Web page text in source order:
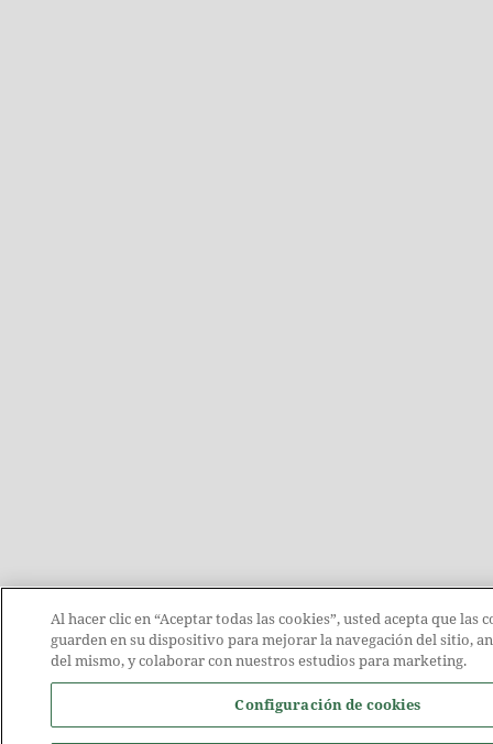
Al hacer clic en “Aceptar todas las cookies”, usted acepta que las
guarden en su dispositivo para mejorar la navegación del sitio,
del mismo, y colaborar con nuestros estudios para marketing.
Configuración de cookies